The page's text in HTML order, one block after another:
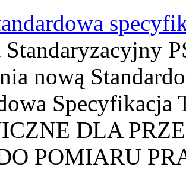
nową
DLA
POMIARU